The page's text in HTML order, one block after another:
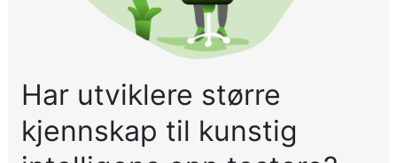
Har utviklere større
kjennskap til kunstig